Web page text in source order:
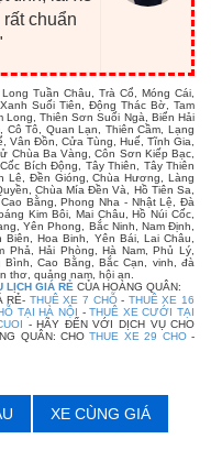
rất chuẩn
Tuần Châu, Trà Cổ, Móng Cái,
Suối Tiên, Động Thác Bờ, Tam
Thiên Sơn Suối Ngà, Biển Hải
Tô, Quan Lạn, Thiên Cầm, Lạng
Vân Đồn, Cửa Tùng, Huế, Tĩnh Gia,
Chùa Ba Vàng, Côn Sơn Kiếp Bạc,
Bích Động, Tây Thiên, Tây Thiên
Lê, Đền Gióng, Chùa Hương, Làng
Chùa Mía Đền Và, Hồ Tiên Sa,
Bằng, Phong Nha - Nhật Lệ, Đà
Kim Bôi, Mai Châu, Hồ Núi Cốc,
Yên Phong, Bắc Ninh, Nam Định,
Hoa Binh, Yên Bái, Lai Châu,
Phả, Hải Phòng, Hà Nam, Phủ Lý,
Cao Bằng, Bắc Cạn, vinh, đà
thơ, quảng nam, hội an.
LỊCH GIÁ RẺ CỦA HOÀNG QUÂN:
RẺ- THUÊ XE 7 CHỖ- THUÊ XE 16
TẠI HÀ NỘI -THUÊ XE CƯỚI TẠI
- HÃY ĐẾN VỚI DỊCH VỤ CHO
QUÂN: CHOTHUE XE 29 CHO-
XE CÙNG GIÁ